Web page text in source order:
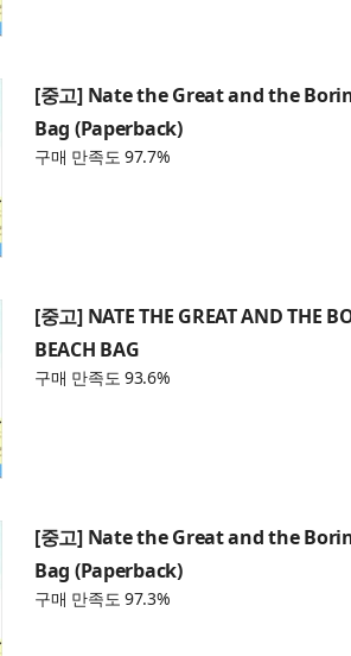
[중고] Nate the Great and the
Bag (Paperback)
구매 만족도 97.7%
[중고] NATE THE GREAT AND THE
BEACH BAG
구매 만족도 93.6%
[중고] Nate the Great and the
Bag (Paperback)
구매 만족도 97.3%